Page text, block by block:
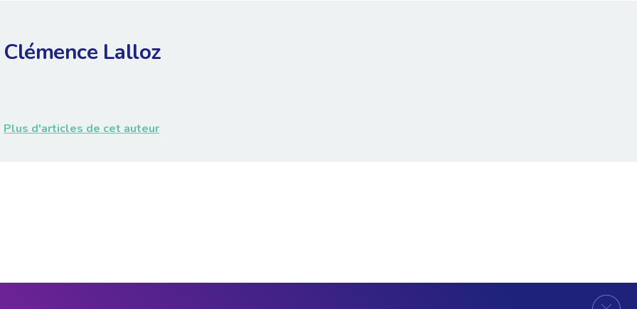
Clémence Lalloz
Plus d'articles de cet auteur